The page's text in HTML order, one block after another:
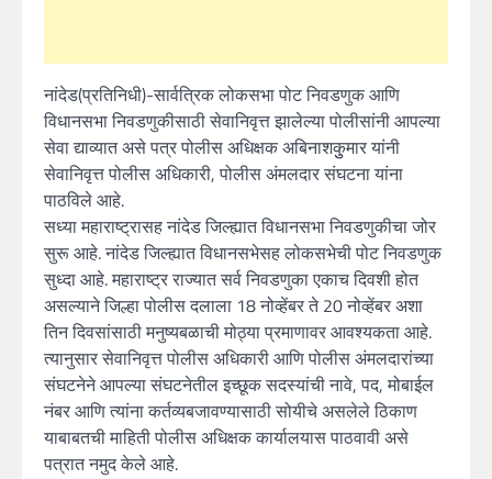
नांदेड(प्रतिनिधी)-सार्वत्रिक लोकसभा पोट निवडणुक आणि
विधानसभा निवडणुकीसाठी सेवानिवृत्त झालेल्या पोलीसांनी आपल्या
सेवा द्याव्यात असे पत्र पोलीस अधिक्षक अबिनाशकुुमार यांनी
सेवानिवृत्त पोलीस अधिकारी, पोलीस अंमलदार संघटना यांना
पाठविले आहे.
सध्या महाराष्ट्रासह नांदेड जिल्ह्यात विधानसभा निवडणुकीचा जोर
सुरू आहे. नांदेड जिल्ह्यात विधानसभेसह लोकसभेची पोट निवडणुक
सुध्दा आहे. महाराष्ट्र राज्यात सर्व निवडणुका एकाच दिवशी होत
असल्याने जिल्हा पोलीस दलाला 18 नोव्हेंबर ते 20 नोव्हेंबर अशा
तिन दिवसांसाठी मनुष्यबळाची मोठ्या प्रमाणावर आवश्यकता आहे.
त्यानुसार सेवानिवृत्त पोलीस अधिकारी आणि पोलीस अंमलदारांच्या
संघटनेने आपल्या संघटनेतील इच्छूक सदस्यांची नावे, पद, मोबाईल
नंबर आणि त्यांना कर्तव्यबजावण्यासाठी सोयीचे असलेले ठिकाण
याबाबतची माहिती पोलीस अधिक्षक कार्यालयास पाठवावी असे
पत्रात नमुद केले आहे.